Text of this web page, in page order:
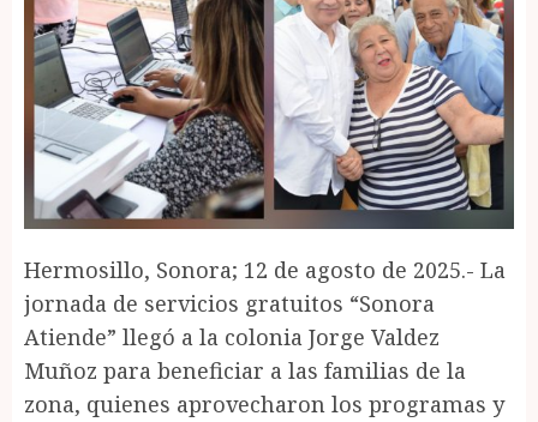
Hermosillo, Sonora; 12 de agosto de 2025.- La
jornada de servicios gratuitos “Sonora
Atiende” llegó a la colonia Jorge Valdez
Muñoz para beneficiar a las familias de la
zona, quienes aprovecharon los programas y